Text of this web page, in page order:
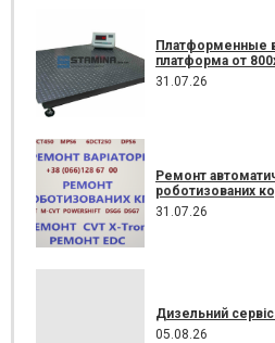
Платформенные
платформа от
31.07.26
Ремонт
роботизованих
31.07.26
Дизельний
05.08.26